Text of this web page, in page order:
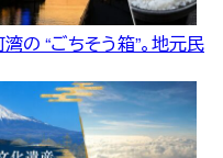
の “ごちそう箱”。地元民